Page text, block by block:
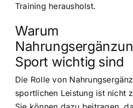
Training herausholst.
Warum
Sport wichtig sind
Die Rolle von
sportlichen Leistung ist nicht